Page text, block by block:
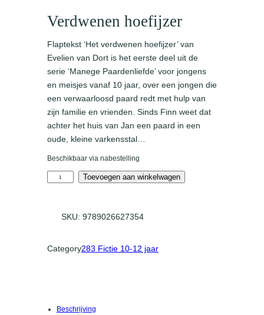
Verdwenen hoefijzer
Flaptekst ‘Het verdwenen hoefijzer’ van
Evelien van Dort is het eerste deel uit de
serie ‘Manege Paardenliefde’ voor jongens
en meisjes vanaf 10 jaar, over een jongen die
een verwaarloosd paard redt met hulp van
zijn familie en vrienden. Sinds Finn weet dat
achter het huis van Jan een paard in een
oude, kleine varkensstal…
Beschikbaar via nabestelling
e
Toevoegen aan winkelwagen
SKU: 9789026627354
Category283 Fictie 10-12 jaar
Beschrijving